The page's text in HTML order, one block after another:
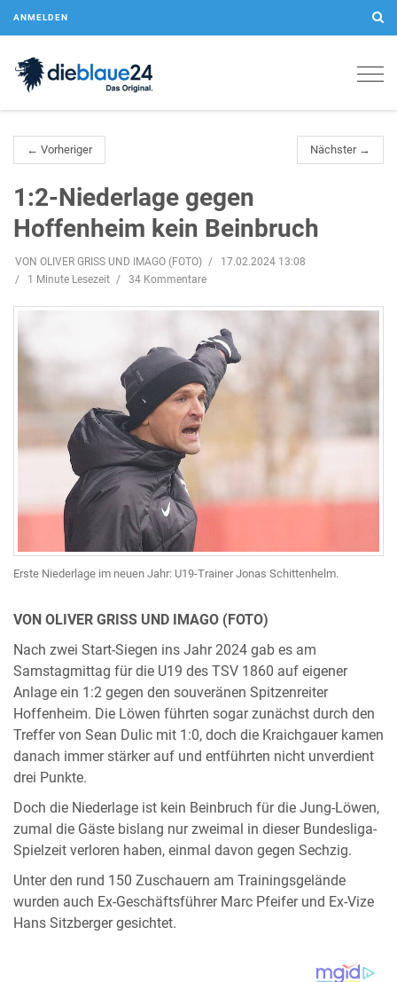
ANMELDEN
← Vorheriger Nächster →
1:2-Niederlage gegen
Hoffenheim kein Beinbruch
VON OLIVER GRISS UND IMAGO (FOTO)
17.02.2024 13:08
1 Minute Lesezeit
34 Kommentare
Erste Niederlage im neuen Jahr: U19-Trainer Jonas Schittenhelm.
VON OLIVER GRISS UND IMAGO (FOTO)
Nach zwei Start-Siegen ins Jahr 2024 gab es am
Samstagmittag für die U19 des TSV 1860 auf eigener
Anlage ein 1:2 gegen den souveränen Spitzenreiter
Hoffenheim. Die Löwen führten sogar zunächst durch den
Treffer von Sean Dulic mit 1:0, doch die Kraichgauer kamen
danach immer stärker auf und entführten nicht unverdient
drei Punkte.
Doch die Niederlage ist kein Beinbruch für die Jung-Löwen,
zumal die Gäste bislang nur zweimal in dieser Bundesliga-
Spielzeit verloren haben, einmal davon gegen Sechzig.
Unter den rund 150 Zuschauern am Trainingsgelände
wurden auch Ex-Geschäftsführer Marc Pfeifer und Ex-Vize
Hans Sitzberger gesichtet.